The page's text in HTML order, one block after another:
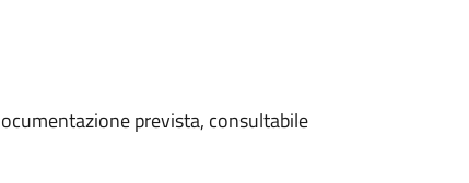
prevista, consultabile